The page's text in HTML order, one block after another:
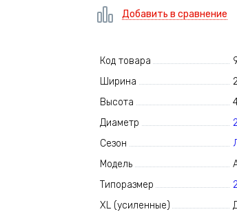
Добавить в сравнение
Код товара
Ширина
Высота
Диаметр
Сезон
Модель
Типоразмер
XL (усиленные)